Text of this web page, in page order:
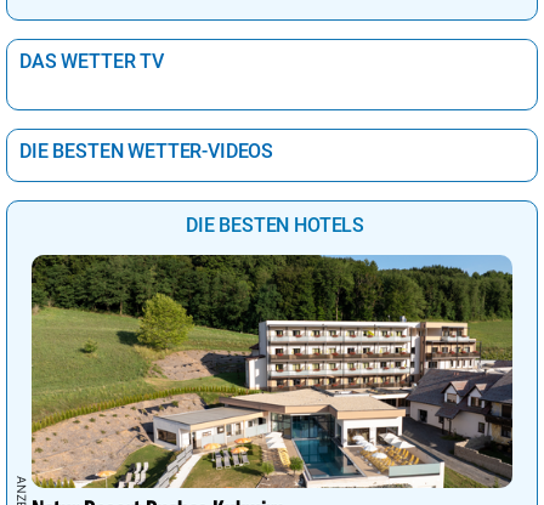
DAS WETTER TV
DIE BESTEN WETTER-VIDEOS
DIE BESTEN HOTELS